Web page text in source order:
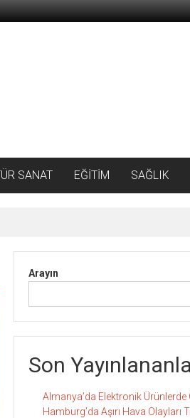
SANAT EĞİTİM SAĞLIK
Arayın
Son
Almanya’da Elektronik Ürünlerde
Hamburg’da Aşırı Hava Olayları